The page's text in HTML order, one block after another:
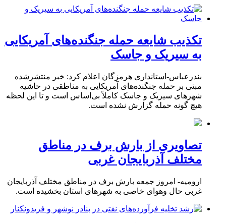
تکذیب شایعه حمله جنگنده‌های آمریکایی
به سیریک و جاسک
بندرعباس-استانداری هرمزگان اعلام کرد: خبر منتشرشده
مبنی بر حمله جنگنده‌های آمریکایی به مناطقی در حاشیه
شهرهای سیریک و جاسک کاملاً بی‌اساس است و تا این لحظه
هیچ گونه حمله گزارش نشده است.
تصاویری از بارش برف در مناطق
مختلف آذربایجان غربی
ارومیه- امروز جمعه بارش برف در مناطق مختلف آذربایجان
غربی حال وهوای خاصی به شهرهای استان بخشیده است.